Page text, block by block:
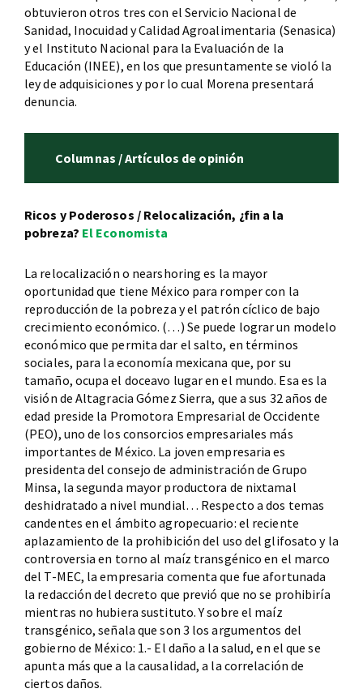
obtuvieron otros tres con el Servicio Nacional de
Sanidad, Inocuidad y Calidad Agroalimentaria (Senasica)
y el Instituto Nacional para la Evaluación de la
Educación (INEE), en los que presuntamente se violó la
ley de adquisiciones y por lo cual Morena presentará
denuncia.
Columnas / Artículos de opinión
Ricos y Poderosos / Relocalización, ¿fin a la
pobreza? El Economista
La relocalización o nearshoring es la mayor
oportunidad que tiene México para romper con la
reproducción de la pobreza y el patrón cíclico de bajo
crecimiento económico. (…) Se puede lograr un modelo
económico que permita dar el salto, en términos
sociales, para la economía mexicana que, por su
tamaño, ocupa el doceavo lugar en el mundo. Esa es la
visión de Altagracia Gómez Sierra, que a sus 32 años de
edad preside la Promotora Empresarial de Occidente
(PEO), uno de los consorcios empresariales más
importantes de México. La joven empresaria es
presidenta del consejo de administración de Grupo
Minsa, la segunda mayor productora de nixtamal
deshidratado a nivel mundial… Respecto a dos temas
candentes en el ámbito agropecuario: el reciente
aplazamiento de la prohibición del uso del glifosato y la
controversia en torno al maíz transgénico en el marco
del T-MEC, la empresaria comenta que fue afortunada
la redacción del decreto que previó que no se prohibiría
mientras no hubiera sustituto. Y sobre el maíz
transgénico, señala que son 3 los argumentos del
gobierno de México: 1.- El daño a la salud, en el que se
apunta más que a la causalidad, a la correlación de
ciertos daños.